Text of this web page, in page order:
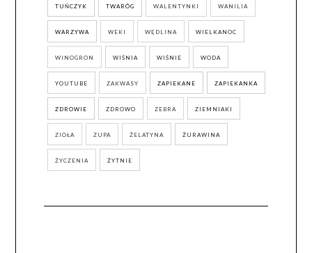
TUŃCZYK TWARÓG WALENTYNKI WANILIA
WARZYWA WEKI WĘDLINA WIELKANOC
WINOGRON WIŚNIA WIŚNIE WODA
YOUTUBE ZAKWASY ZAPIEKANE ZAPIEKANKA
ZDROWIE ZDROWO ZEBRA ZIEMNIAKI
ZIOŁA ZUPA ŻELATYNA ŻURAWINA
ŻYCZENIA ŻYTNIE